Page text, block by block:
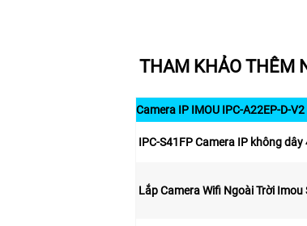
THAM KHẢO THÊM
Camera IP IMOU IPC-A22EP-D-V2
IPC-S41FP Camera IP không
Lắp Camera Wifi Ngoài Trời Imou